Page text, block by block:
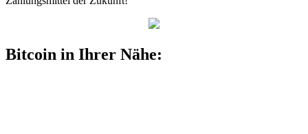
Bitcoin in Ihrer Nähe: